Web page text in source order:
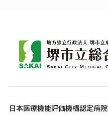
日本医療機能評価機構認定病院